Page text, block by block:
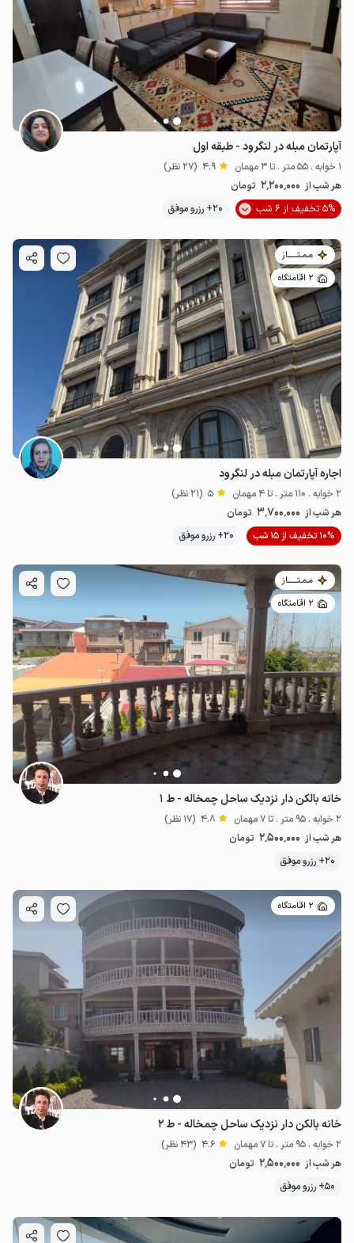
2میلیون ت 4.6
3.2میلیون ت
آپارتمان مبله در لنگرود - طبقه اول
1 خوابه . 55 متر . تا 3 مهمان 4.9 (27 نظر)
هر شب از 2٬200٬000 تومان
5% تخفیف از 6 شب
20+ رزرو موفق
مـمـتــــــاز
2 اقامتگاه
اجاره آپارتمان مبله در لنگرود
2 خوابه . 110 متر . تا 4 مهمان 5 (21 نظر)
هر شب از 3٬700٬000 تومان
10% تخفیف از 15 شب
20+ رزرو موفق
مـمـتــــــاز
2 اقامتگاه
خانه بالکن دار نزدیک ساحل چمخاله - ط ۱
2 خوابه . 95 متر . تا 7 مهمان 4.8 (17 نظر)
هر شب از 2٬500٬000 تومان
20+ رزرو موفق
2 اقامتگاه
خانه بالکن دار نزدیک ساحل چمخاله - ط ۲
2 خوابه . 95 متر . تا 7 مهمان 4.6 (43 نظر)
هر شب از 2٬500٬000 تومان
50+ رزرو موفق